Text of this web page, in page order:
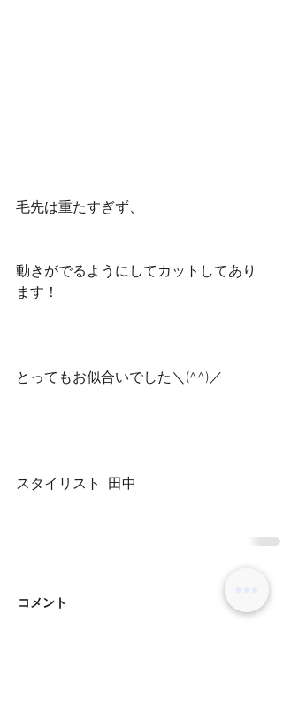
毛先は重たすぎず、
動きがでるようにしてカットしてあり
ます！
とってもお似合いでした＼(^^)／
スタイリスト  田中
コメント